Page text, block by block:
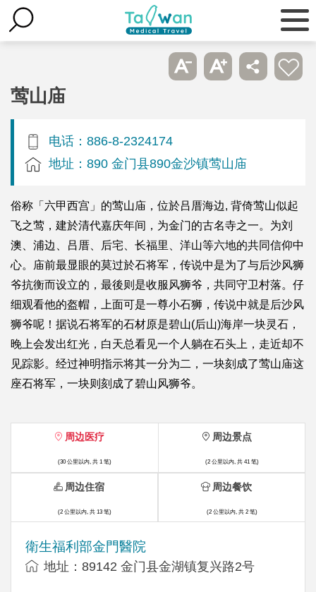
莺山庙
电话：886-8-2324174
地址：890 金门县890金沙镇莺山庙
俗称「六甲西宫」的莺山庙，位於吕厝海边, 背倚莺山似起
飞之莺，建於清代嘉庆年间，为金门的古名寺之一。为刘
澳、浦边、吕厝、后宅、长福里、洋山等六地的共同信仰中
心。庙前最显眼的莫过於石将军，传说中是为了与后沙风狮
爷抗衡而设立的，最後则是收服风狮爷，共同守卫村落。仔
细观看他的盔帽，上面可是一尊小石狮，传说中就是后沙风
狮爷呢！据说石将军的石材原是碧山(后山)海岸一块灵石，
晚上会发出红光，白天总看见一个人躺在石头上，走近却不
见踪影。经过神明指示将其一分为二，一块刻成了莺山庙这
座石将军，一块则刻成了碧山风狮爷。
周边医疗
(30 公里以内, 共 1 笔)
衛生福利部金門醫院
地址：89142 金门县金湖镇复兴路2号
周边景点
(2 公里以内, 共 41 笔)
周边住宿
(2 公里以内, 共 13 笔)
周边餐饮
(2 公里以内, 共 2 笔)